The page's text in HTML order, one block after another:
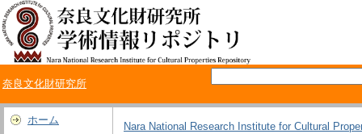
奈良文化財研究所
ホーム
Nara National Research Institute for Cultural